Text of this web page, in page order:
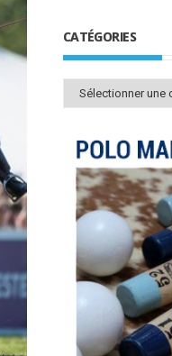
CATÉGORIES
Catégories